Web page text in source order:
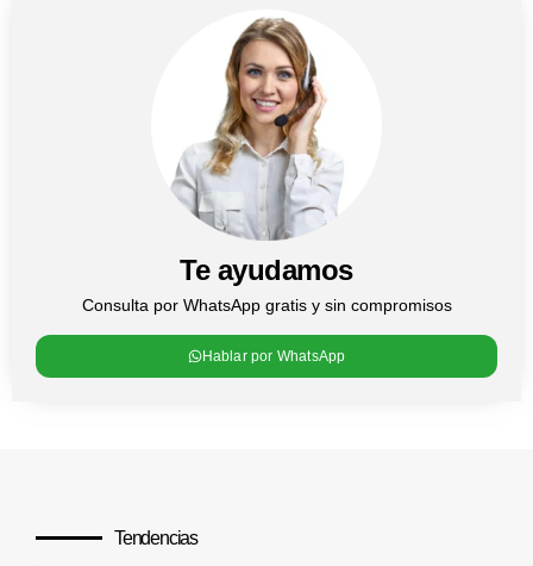
Te ayudamos
Consulta por WhatsApp gratis y sin compromisos
Hablar por WhatsApp
Tendencias